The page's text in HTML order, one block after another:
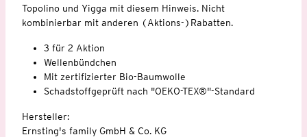
Topolino und Yigga mit diesem Hinweis. Nicht
kombinierbar mit anderen (Aktions-)Rabatten.
3 für 2 Aktion
Wellenbündchen
Mit zertifizierter Bio-Baumwolle
Schadstoffgeprüft nach "OEKO-TEX®"-Standard
Hersteller:
Ernsting's family GmbH & Co. KG